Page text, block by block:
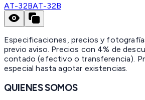
AT-32BAT-32B
Especificaciones, precios y
previo aviso. Precios con 4% de
contado (efectivo o transferencia).
especial hasta agotar existencias.
QUIENES SOMOS